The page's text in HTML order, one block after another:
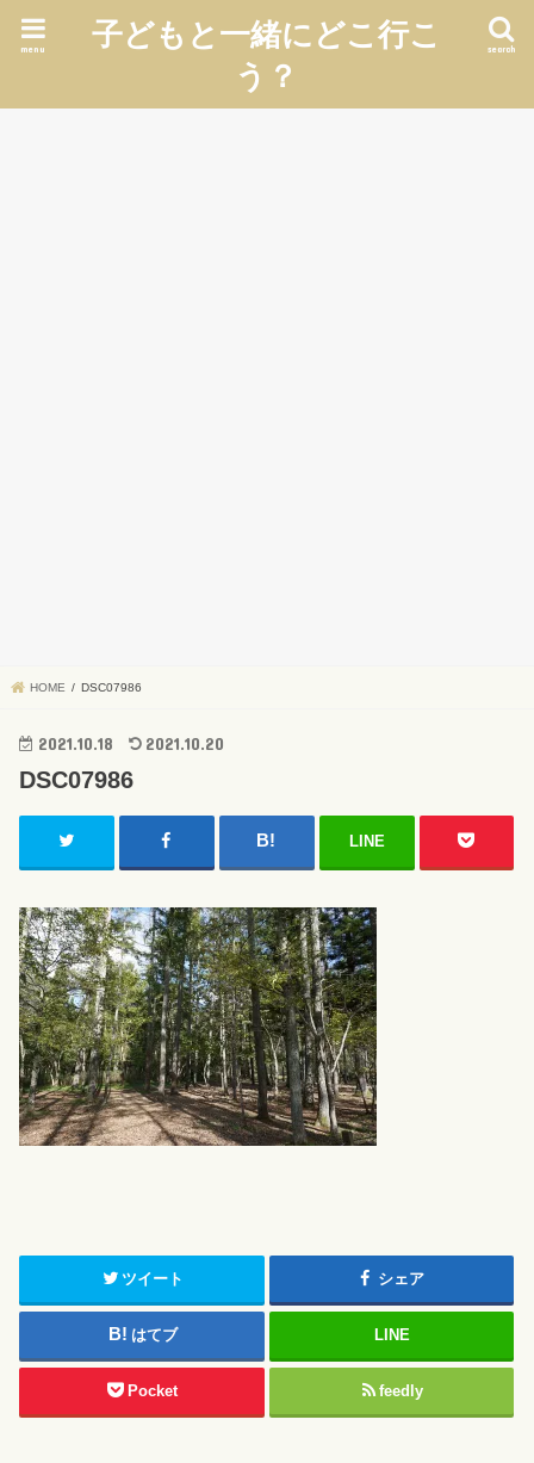
子どもと一緒にどこ行こ
う？
search
menu
HOME DSC07986
2021.10.18 2021.10.20
DSC07986
LINE
ツイート シェア
はてブ LINE
Pocket feedly